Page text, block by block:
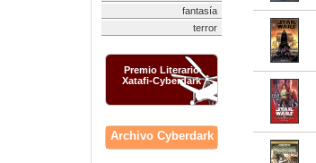
fantasía
terror
Premio Literario
Xatafi-Cyberdark
Archivo Cyberdark